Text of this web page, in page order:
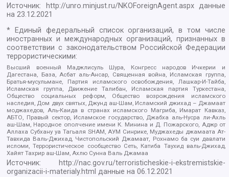
Источник: http://unro.minjust.ru/NKOForeignAgent.aspxданные
на23.12.2021
* Единый федеральный список организаций, в том числе
иностранных и международных организаций, признанных в
соответствии с законодательством Российской Федерации
террористическими:
Высший военный Маджлисуль Шура, Конгресс народов Ичкерии и
Дагестана, База, Асбат аль-Ансар, Священная война, Исламская группа,
Братья-мусульмане, Партия исламского освобождения, Лашкар-И-Тайба,
Исламская группа, Движение Талибан, Исламская партия Туркестана,
Общество социальных реформ, Общество возрождения исламского
наследия, Дом двух святых, Джунд аш-Шам, Исламский джихад – Джамаат
моджахедов, Аль-Каида в странах исламского Магриба, Имарат Кавказ,
АБТО, Правый сектор, Исламское государство, Джабха аль-Нусра ли-Ахль
аш-Шам, Народное ополчение имени К. Минина и Д. Пожарского, Аджр от
Аллаха Субхану уа Тагьаля SHAM, АУМ Синрике, Муджахеды джамаата Ат-
Тавхида Валь-Джихад, Чистопольский Джамаат, Рохнамо ба суи давлати
исломи, Террористическое сообщество Сеть, Катиба Таухид валь-Джихад,
Хайят Тахрир аш-Шам, Ахлю Сунна Валь Джамаа
Источник:
http://nac.gov.ru/terroristicheskie-i-ekstremistskie-
organizacii-i-materialy.html данные на06.12.2021